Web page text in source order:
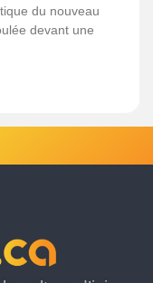
du nouveau
devant une